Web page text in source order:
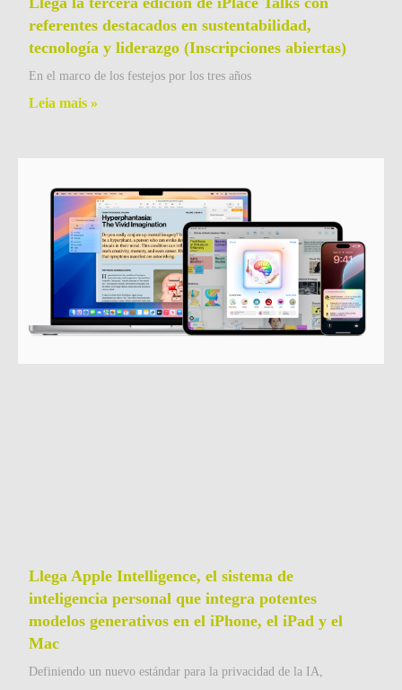
referentes destacados en sustentabilidad,
tecnología y liderazgo (Inscripciones abiertas)
En el marco de los festejos por los tres años
Leia mais »
Llega Apple Intelligence, el sistema de
inteligencia personal que integra potentes
modelos generativos en el iPhone, el iPad y el
Mac
Definiendo un nuevo estándar para la privacidad de la IA,